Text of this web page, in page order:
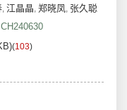
, 江晶晶, 郑晓凤, 张久聪
(103)